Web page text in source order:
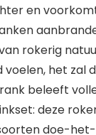
en
rokerig
voelen, het zal
beleeft
deze
doe-